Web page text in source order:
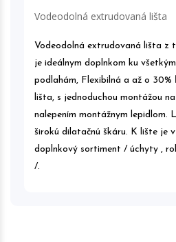
Vodeodolná extrudovaná lišta
Vodeodolná extrudovaná lišta z
je ideálnym doplnkom ku
podlahám, Flexibilná a až o 30%
lišta, s jednoduchou montážou
nalepením montážnym lepidlom.
širokú dilatačnú škáru. K lište je
doplnkový sortiment / úchyty ,
/.